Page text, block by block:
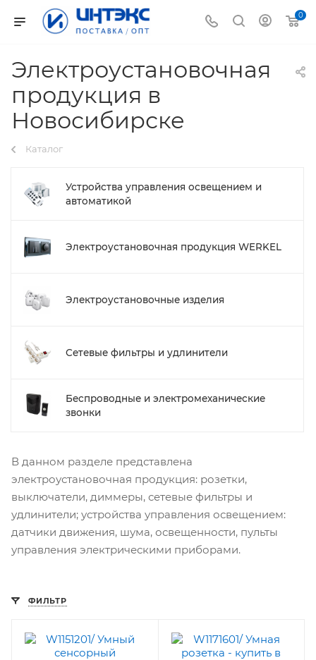
0
Электроустановочная
продукция в
Новосибирске
Каталог
Устройства управления освещением и
автоматикой
Электроустановочная продукция WERKEL
Электроустановочные изделия
Сетевые фильтры и удлинители
Беспроводные и электромеханические
звонки
В данном разделе представлена
электроустановочная продукция: розетки,
выключатели, диммеры, сетевые фильтры и
удлинители; устройства управления освещением:
датчики движения, шума, освещенности, пульты
управления электрическими приборами.
ФИЛЬТР